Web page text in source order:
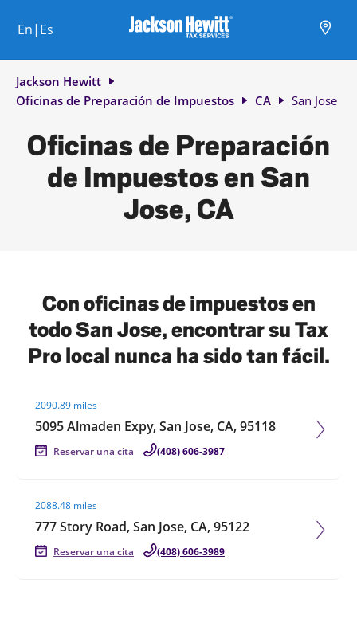
En|Es
Jackson Hewitt
Oficinas de Preparación de Impuestos
CA San Jose
Oficinas de Preparación
de Impuestos en San
Jose, CA
Con oficinas de impuestos en
todo San Jose, encontrar su Tax
Pro local nunca ha sido tan fácil.
2090.89 miles
5095 Almaden Expy, San Jose, CA, 95118
Reservar una cita (408) 606-3987
2088.48 miles
777 Story Road, San Jose, CA, 95122
Reservar una cita (408) 606-3989